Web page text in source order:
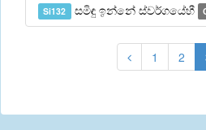
Si132 සමිඳු ඉන්නේ ස්වර්ගයේහී
1 2